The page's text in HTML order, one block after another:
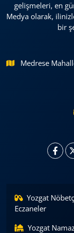
gelişmeleri, en
Medya olarak,
bir
Medrese
Yozgat
Eczaneler
Yozgat